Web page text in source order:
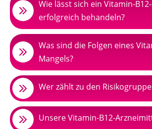
Wie lässt sich ein Vitamin-
erfolgreich behandeln?
Was sind die Folgen eines
Mangels?
Wer zählt zu den
Unsere Vitamin-B12-